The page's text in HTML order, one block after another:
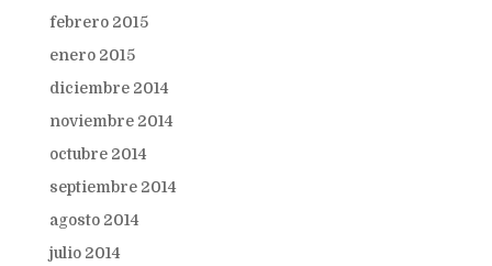
febrero 2015
enero 2015
diciembre 2014
noviembre 2014
octubre 2014
septiembre 2014
agosto 2014
julio 2014